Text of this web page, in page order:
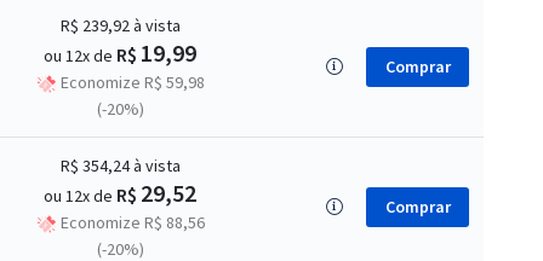
R$ 239,92à vista
ou 12x de R$ 19,99
Economize R$ 59,98
(-20%)
Comprar
R$ 354,24à vista
ou 12x de R$ 29,52
Economize R$ 88,56
(-20%)
Comprar